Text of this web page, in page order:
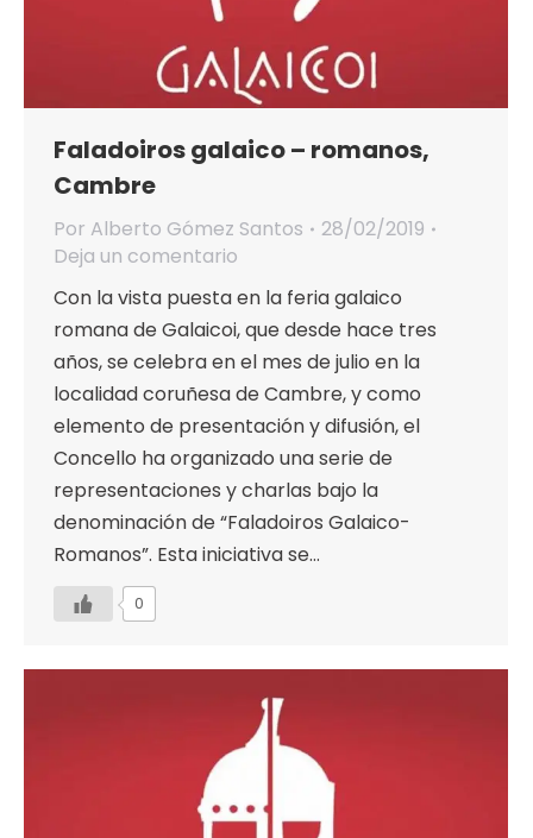
Faladoiros galaico – romanos,
Cambre
Por Alberto Gómez Santos
28/02/2019
Deja un comentario
Con la vista puesta en la feria galaico
romana de Galaicoi, que desde hace tres
años, se celebra en el mes de julio en la
localidad coruñesa de Cambre, y como
elemento de presentación y difusión, el
Concello ha organizado una serie de
representaciones y charlas bajo la
denominación de “Faladoiros Galaico-
Romanos”. Esta iniciativa se…
0